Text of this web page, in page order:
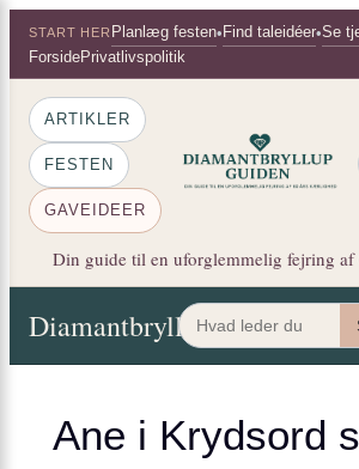
Spring
indhold
START HER Planlæg festen• Find taleidéer•Se
ForsidePrivatlivspolitik
ARTIKLER
FESTEN
GAVEIDEER
Din guide til en uforglemmelig fejring
Diamantbryllup Guiden
Ane i Krydsord